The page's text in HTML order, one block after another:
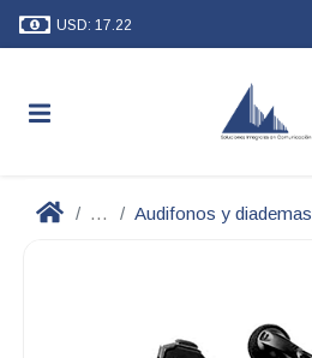
USD: 17.22
... Audifonos y diademas